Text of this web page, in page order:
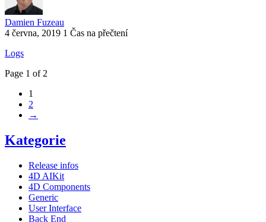
Damien Fuzeau
4 června, 2019 1 Čas na přečtení
Logs
Page 1 of 2
1
2
→
Kategorie
Release infos
4D AIKit
4D Components
Generic
User Interface
Back End